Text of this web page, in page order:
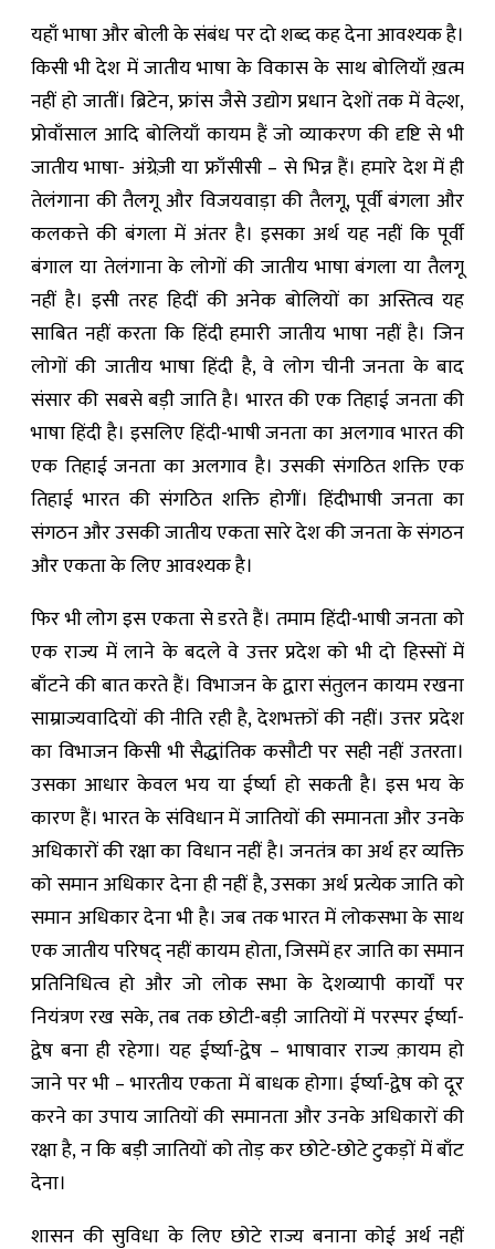
यहाँ भाषा और बोली के संबंध पर दो शब्द कह देना आवश्यक है।
किसी भी देश में जातीय भाषा के विकास के साथ बोलियाँ ख़त्म
नहीं हो जातीं। ब्रिटेन, फ्रांस जैसे उद्योग प्रधान देशों तक में वेल्श,
प्रोवाँसाल आदि बोलियाँ कायम हैं जो व्याकरण की दृष्टि से भी
जातीय भाषा- अंग्रेज़ी या फ्राँसीसी – से भिन्न हैं। हमारे देश में ही
तेलंगाना की तैलगू और विजयवाड़ा की तैलगू, पूर्वी बंगला और
कलकत्ते की बंगला में अंतर है। इसका अर्थ यह नहीं कि पूर्वी
बंगाल या तेलंगाना के लोगों की जातीय भाषा बंगला या तैलगू
नहीं है। इसी तरह हिदीं की अनेक बोलियों का अस्तित्व यह
साबित नहीं करता कि हिंदी हमारी जातीय भाषा नहीं है। जिन
लोगों की जातीय भाषा हिंदी है, वे लोग चीनी जनता के बाद
संसार की सबसे बड़ी जाति है। भारत की एक तिहाई जनता की
भाषा हिंदी है। इसलिए हिंदी-भाषी जनता का अलगाव भारत की
एक तिहाई जनता का अलगाव है। उसकी संगठित शक्ति एक
तिहाई भारत की संगठित शक्ति होगीं। हिंदीभाषी जनता का
संगठन और उसकी जातीय एकता सारे देश की जनता के संगठन
और एकता के लिए आवश्यक है।
फिर भी लोग इस एकता से डरते हैं। तमाम हिंदी-भाषी जनता को
एक राज्य में लाने के बदले वे उत्तर प्रदेश को भी दो हिस्सों में
बाँटने की बात करते हैं। विभाजन के द्वारा संतुलन कायम रखना
साम्राज्यवादियों की नीति रही है, देशभक्तों की नहीं। उत्तर प्रदेश
का विभाजन किसी भी सैद्धांतिक कसौटी पर सही नहीं उतरता।
उसका आधार केवल भय या ईर्ष्या हो सकती है। इस भय के
कारण हैं। भारत के संविधान में जातियों की समानता और उनके
अधिकारों की रक्षा का विधान नहीं है। जनतंत्र का अर्थ हर व्यक्ति
को समान अधिकार देना ही नहीं है, उसका अर्थ प्रत्येक जाति को
समान अधिकार देना भी है। जब तक भारत में लोकसभा के साथ
एक जातीय परिषद् नहीं कायम होता, जिसमें हर जाति का समान
प्रतिनिधित्व हो और जो लोक सभा के देशव्यापी कार्यों पर
नियंत्रण रख सके, तब तक छोटी-बड़ी जातियों में परस्पर ईर्ष्या-
द्वेष बना ही रहेगा। यह ईर्ष्या-द्वेष – भाषावार राज्य क़ायम हो
जाने पर भी – भारतीय एकता में बाधक होगा। ईर्ष्या-द्वेष को दूर
करने का उपाय जातियों की समानता और उनके अधिकारों की
रक्षा है, न कि बड़ी जातियों को तोड़ कर छोटे-छोटे टुकड़ों में बाँट
देना।
शासन की सुविधा के लिए छोटे राज्य बनाना कोई अर्थ नहीं